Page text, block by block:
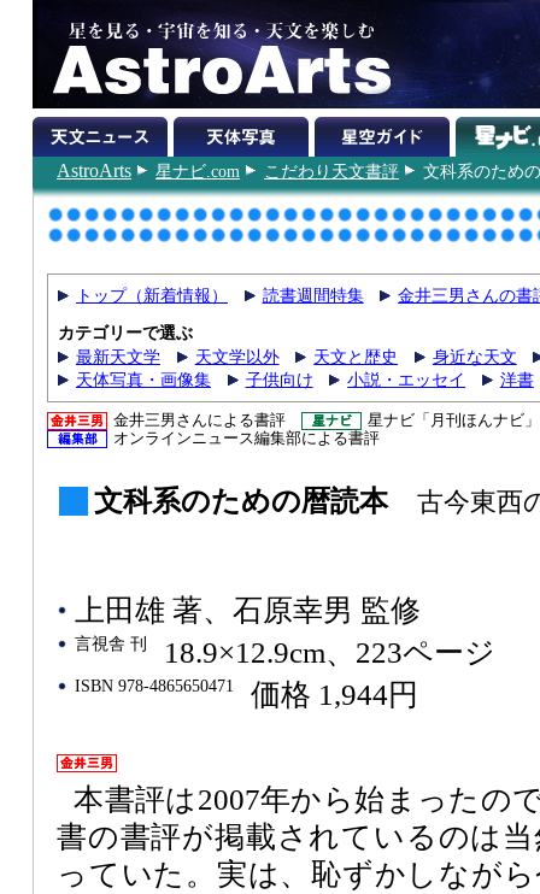
AstroArts 星ナビ.com こだわり天文書評 文科系のため
トップ（新着情報） 読書週間特集 金井三男さんの書
カテゴリーで選ぶ
最新天文学
天文学以外 天文と歴史
身近な天文
天体写真・画像集
子供向け 小説・エッセイ 洋書
金井三男さんによる書評
星ナビ「月刊ほんナビ
オンラインニュース編集部による書評
文科系のための暦読本 古今東西
上田雄 著、石原幸男 監修
言視舎 刊 18.9×12.9cm、223ページ
ISBN 978-4865650471 価格 1,944円
本書評は2007年から始まったの
書の書評が掲載されているのは
っていた。実は、恥ずかしなが